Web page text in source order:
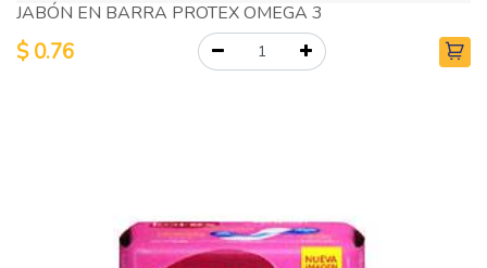
JABÓN EN BARRA PROTEX OMEGA 3
$0.76